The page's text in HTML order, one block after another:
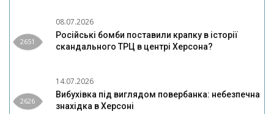
2651
08.07.2026
Російські бомби поставили крапку в історії
скандального ТРЦ в центрі Херсона?
2626
14.07.2026
Вибухівка під виглядом повербанка: небезпечна
знахідка в Херсоні